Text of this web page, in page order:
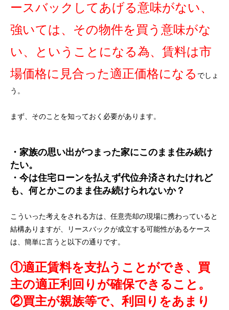
ースバックしてあげる意味がない、
強いては、その物件を買う意味がな
い、ということになる為、賃料は市
場価格に見合った適正価格になる でしょ
う。
まず、そのことを知っておく必要があります。
・家族の思い出がつまった家にこのまま住み続け
たい。
・今は住宅ローンを払えず代位弁済されたけれど
も、何とかこのまま住み続けられないか？
こういった考えをされる方は、任意売却の現場に携わっていると
結構ありますが、リースバックが成立する可能性があるケース
は、簡単に言うと以下の通りです。
①適正賃料を支払うことができ、買
主の適正利回りが確保できること。
②買主が親族等で、利回りをあまり